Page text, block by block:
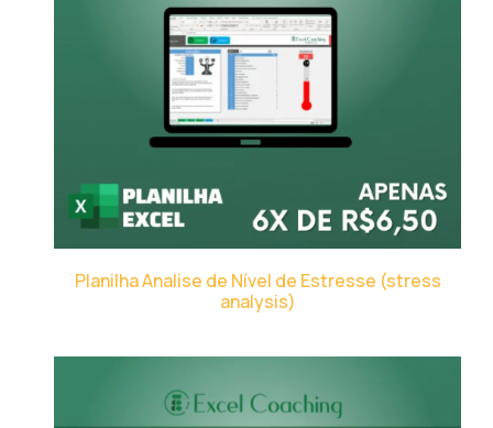
Planilha Analise de Nível de Estresse (stress
analysis)